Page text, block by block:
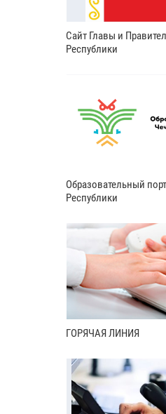
Сайт Главы и
Республики
Образовательный
Республики
ГОРЯЧАЯ ЛИНИЯ